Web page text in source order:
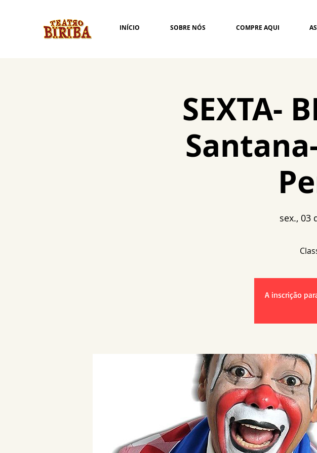
INÍCIO SOBRE NÓS COMPRE AQUI
SEXTA-
sex., 03
A inscrição